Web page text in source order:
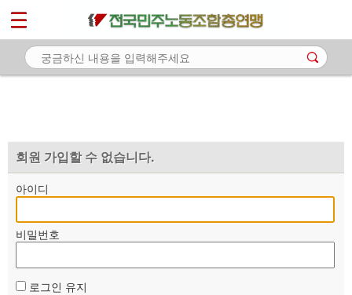
회원 가입할 수 없습니다.
아이디
비밀번호
로그인 유지
마이페이지
소개
자료
부설기관